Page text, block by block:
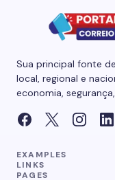
Sua principal fonte
local, regional e
economia,
EXAMPLES
LINKS
PAGES